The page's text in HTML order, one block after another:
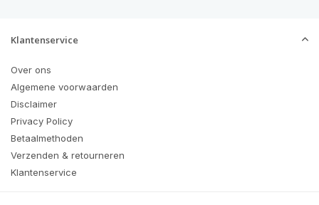
Klantenservice
Over ons
Algemene voorwaarden
Disclaimer
Privacy Policy
Betaalmethoden
Verzenden & retourneren
Klantenservice